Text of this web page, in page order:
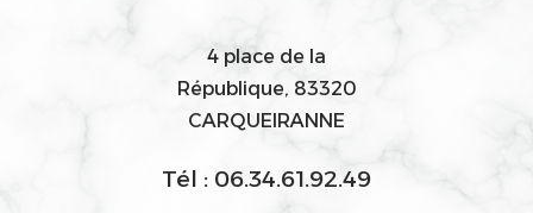
4 place de la
République, 83320
CARQUEIRANNE
Tél : 06.34.61.92.49